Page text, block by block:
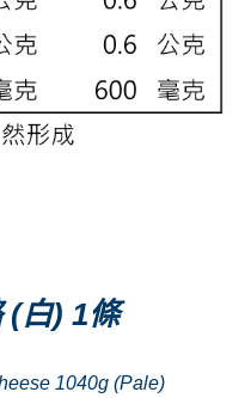
(白) 1條
1040g (Pale)